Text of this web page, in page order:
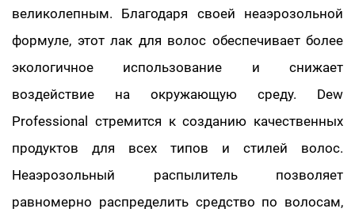
великолепным. Благодаря своей неаэрозольной
формуле, этот лак для волос обеспечивает более
экологичное использование и снижает
воздействие на окружающую среду. Dew
Professional стремится к созданию качественных
продуктов для всех типов и стилей волос.
Неаэрозольный распылитель позволяет
равномерно распределить средство по волосам,